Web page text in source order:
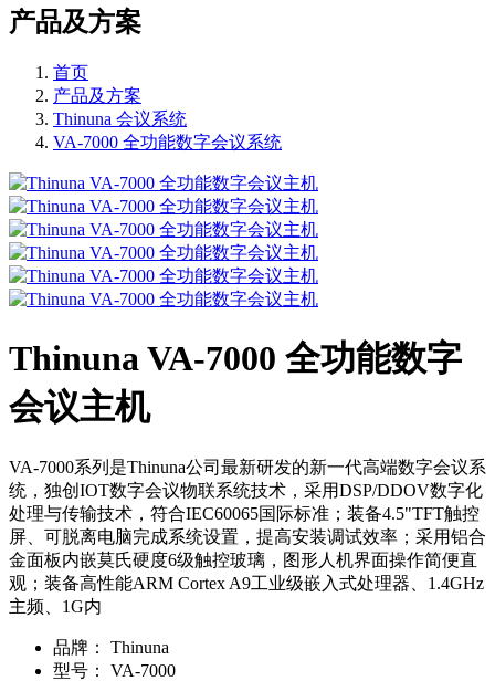
产品及方案
首页
产品及方案
Thinuna 会议系统
VA-7000 全功能数字会议系统
Thinuna VA-7000 全功能数字
会议主机
VA-7000系列是Thinuna公司最新研发的新一代高端数字会议系
统，独创IOT数字会议物联系统技术，采用DSP/DDOV数字化
处理与传输技术，符合IEC60065国际标准；装备4.5"TFT触控
屏、可脱离电脑完成系统设置，提高安装调试效率；采用铝合
金面板内嵌莫氏硬度6级触控玻璃，图形人机界面操作简便直
观；装备高性能ARM Cortex A9工业级嵌入式处理器、1.4GHz
主频、1G内
品牌：
Thinuna
型号：
VA-7000